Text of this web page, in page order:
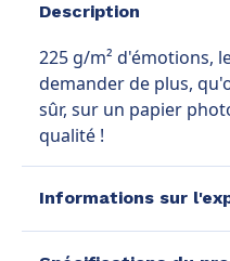
Description
225 g/m² d'émotions,
demander de plus,
sûr, sur un papier
qualité !
Informations sur